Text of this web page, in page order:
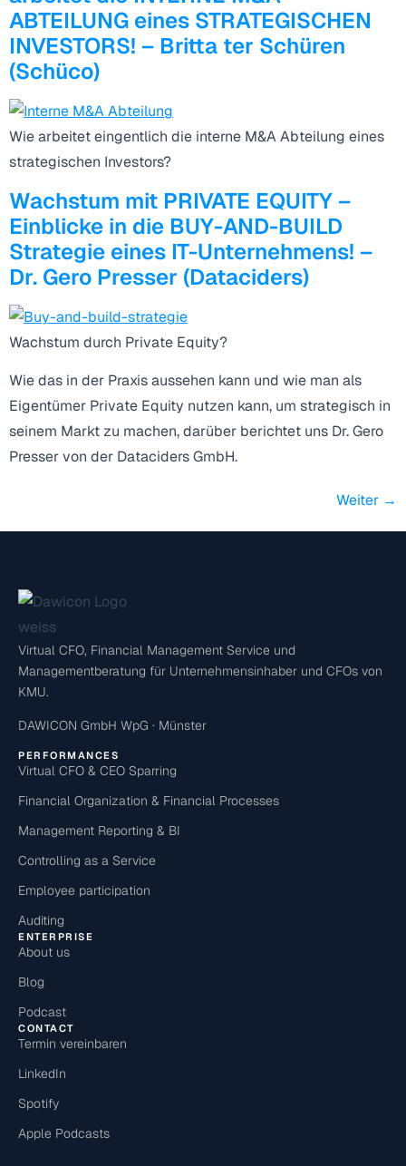
ABTEILUNG eines STRATEGISCHEN
INVESTORS! – Britta ter Schüren
(Schüco)
Wie arbeitet eingentlich die interne M&A Abteilung eines
strategischen Investors?
Wachstum mit PRIVATE EQUITY –
Einblicke in die BUY-AND-BUILD
Strategie eines IT-Unternehmens! –
Dr. Gero Presser (Dataciders)
Wachstum durch Private Equity?
Wie das in der Praxis aussehen kann und wie man als
Eigentümer Private Equity nutzen kann, um strategisch in
seinem Markt zu machen, darüber berichtet uns Dr. Gero
Presser von der Dataciders GmbH.
Weiter →
Virtual CFO, Financial Management Service und
Managementberatung für Unternehmensinhaber und CFOs von
KMU.
DAWICON GmbH WpG · Münster
PERFORMANCES
Virtual CFO & CEO Sparring
Financial Organization & Financial Processes
Management Reporting & BI
Controlling as a Service
Employee participation
Auditing
ENTERPRISE
About us
Blog
Podcast
CONTACT
Termin vereinbaren
LinkedIn
Spotify
Apple Podcasts